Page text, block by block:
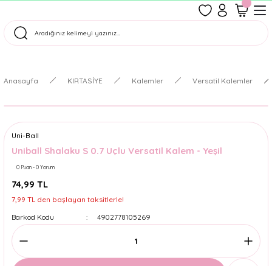
Tüm Siparişler Aynı Gün Kargoda!
Anasayfa KIRTASİYE Kalemler Versatil Kalemler
Uni-Ball
Uniball Shalaku S 0.7 Uçlu Versatil Kalem - Yeşil
0 Puan - 0 Yorum
74,99 TL
7,99 TL den başlayan taksitlerle!
Barkod Kodu
4902778105269